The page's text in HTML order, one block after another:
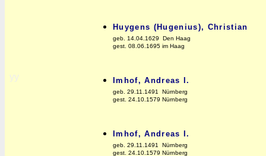
yy
Huygens (Hugenius), Christian
geb. 14.04.1629 Den Haag
gest. 08.06.1695 im Haag
Imhof, Andreas I.
geb. 29.11.1491 Nürnberg
gest. 24.10.1579 Nürnberg
Imhof, Andreas I.
geb. 29.11.1491 Nürnberg